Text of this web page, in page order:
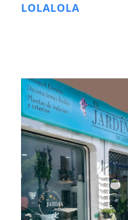
LOLALOLA